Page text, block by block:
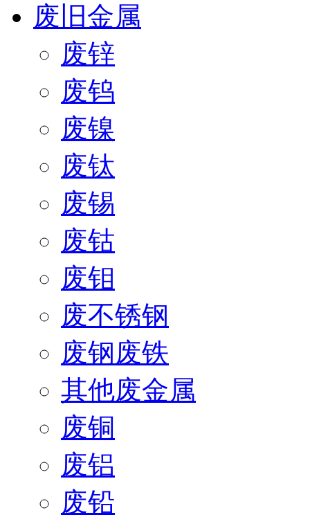
废旧金属
废锌
废钨
废镍
废钛
废锡
废钴
废钼
废不锈钢
废钢废铁
其他废金属
废铜
废铝
废铅